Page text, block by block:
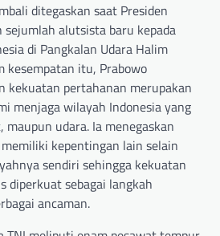
ditegaskan saat Presiden
sejumlah alutsista baru kepada
di Pangkalan Udara Halim
kesempatan itu, Prabowo
kekuatan pertahanan merupakan
menjaga wilayah Indonesia yang
udara. Ia menegaskan
kepentingan lain selain
sendiri sehingga kekuatan
diperkuat sebagai langkah
ancaman.